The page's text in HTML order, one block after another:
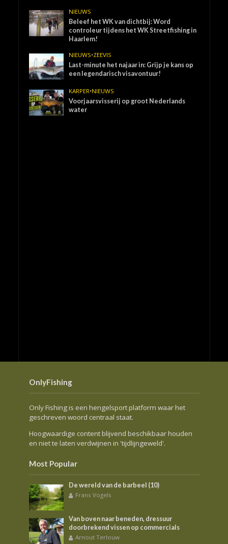
NIEUWS
Beleef het WK van dichtbij: Word
controleur tijdens het WK Streetfishing in
Haarlem!
NIEUWS•ZEEVIS
Last-minute het najaar in: Grijp je kans op
een legendarisch visavontuur!
KARPER•NIEUWS
Voorjaarsvisserij op groot Nederlands
water
OnlyFishing
Only Fishing is een hengelsport platform waar het
geschreven woord centraal staat.
Hoogwaardige content blijvend beschikbaar houden
en niet te laten verdwijnen in 'tijdlijngeweld'.
Most Popular
De wereld van de barbeel (10)
Frans Vogels
Van boven naar beneden, dressuur
doorbrekend vissen op commercials
Arnout Terlouw